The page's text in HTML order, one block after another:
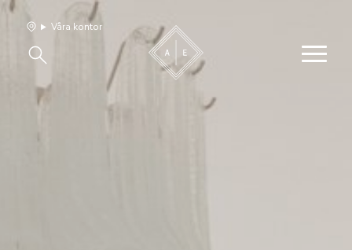
Våra kontor